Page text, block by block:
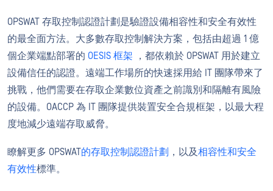
OPSWAT 存取控制認證計劃是驗證設備相容性和安全有效性
的最全面方法。大多數存取控制解決方案，包括由超過 1 億
個企業端點部署的 OESIS 框架 ，都依賴於 OPSWAT 用於建立
設備信任的認證。遠端工作場所的快速採用給 IT 團隊帶來了
挑戰，他們需要在存取企業數位資產之前識別和隔離有風險
的設備。OACCP 為 IT 團隊提供裝置安全合規框架，以最大程
度地減少遠端存取威脅。
瞭解更多 OPSWAT的存取控制認證計劃 ，以及相容性和安全
有效性標準。